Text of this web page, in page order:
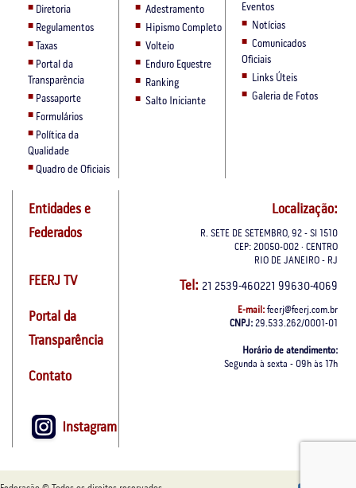
Diretoria
Regulamentos
Taxas
Portal da
Transparência
Passaporte
Formulários
Política da
Qualidade
Quadro de Oficiais
Adestramento
Hipismo Completo
Volteio
Enduro Equestre
Ranking
Salto Iniciante
Eventos
Notícias
Comunicados
Oficiais
Links Úteis
Galeria de Fotos
Entidades e
Federados
FEERJ TV
Portal da
Transparência
Contato
Instagram
Localização:
R. SETE DE SETEMBRO, 92 - Sl 1510
CEP: 20050-002 · CENTRO
RIO DE JANEIRO - RJ
Tel: 21 2539-460221 99630-4069
E-mail: feerj@feerj.com.br
CNPJ: 29.533.262/0001-01
Horário de atendimento:
Segunda à sexta - 09h às 17h